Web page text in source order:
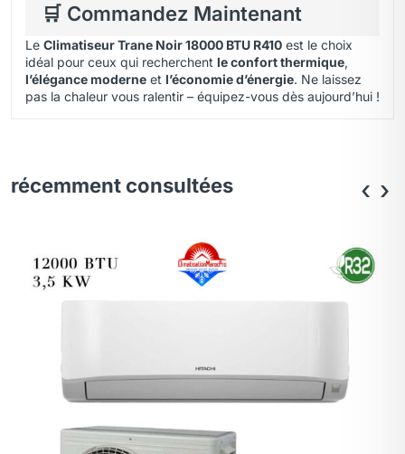
🛒 Commandez Maintenant
Le Climatiseur Trane Noir 18000 BTU R410 est le choix
idéal pour ceux qui recherchent le confort thermique,
l’élégance moderne et l’économie d’énergie. Ne laissez
pas la chaleur vous ralentir – équipez-vous dès aujourd’hui !
récemment consultées ‹ ›